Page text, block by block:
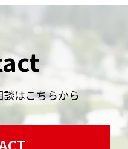
はこちらから